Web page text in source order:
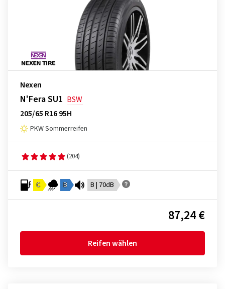
Nexen
N'Fera SU1 BSW
205/65 R16 95H
PKW Sommerreifen
(204)
C B B | 70dB
87,24 €
Reifen wählen